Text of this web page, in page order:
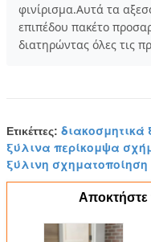
φινίρισμα.Αυτά τα
επιπέδου πακέτο
διατηρώντας όλες τις
Ετικέττες:
ξύλινα περίκομψα
ξύλινη σχηματοποίηση
Αποκτήστε